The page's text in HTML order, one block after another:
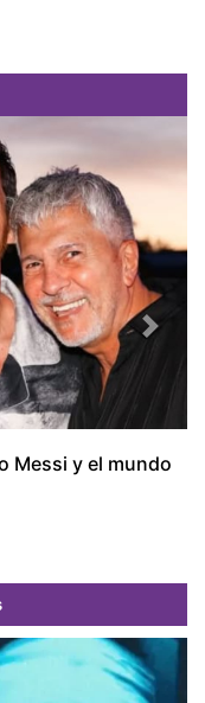
Messi y el mundo
Next